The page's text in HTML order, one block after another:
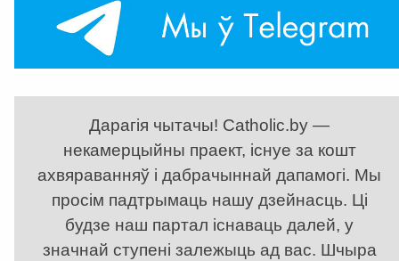
Дарагія чытачы! Catholic.by —
некамерцыйны праект, існуе за кошт
ахвяраванняў і дабрачыннай дапамогі. Мы
просім падтрымаць нашу дзейнасць. Ці
будзе наш партал існаваць далей, у
значнай ступені залежыць ад вас. Шчыра